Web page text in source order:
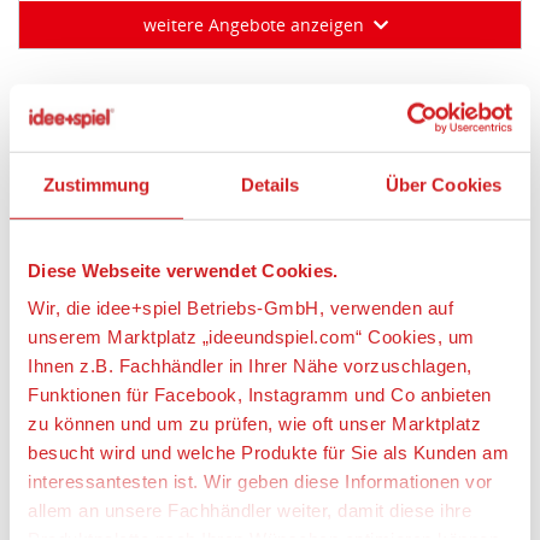
Zustimmung Details Über Cookies
Diese Webseite verwendet Cookies.
Wir, die idee+spiel Betriebs-GmbH, verwenden auf
unserem Marktplatz „ideeundspiel.com“ Cookies, um
Ihnen z.B. Fachhändler in Ihrer Nähe vorzuschlagen,
Funktionen für Facebook, Instagramm und Co anbieten
zu können und um zu prüfen, wie oft unser Marktplatz
besucht wird und welche Produkte für Sie als Kunden am
interessantesten ist. Wir geben diese Informationen vor
allem an unsere Fachhändler weiter, damit diese ihre
weitere Angebote anzeigen
Artikeldetails
WIKING 080747 1:87 Tankwagen (Magirus) "Agip"
Der Tanker für die süddeutschen Agip-Stationen
Der Magirus-Tankwagen nach Mannheimer Aurepa-
Vorbild präsentiert bei WIKING erstmals die gelben
Agip-Markenfarben. Agip steht für das
Tankstellennetz des italienischen Mineralöl- und
Energiekonzerns Eni, das sich seit den
Sechzigerjahren vor allem in Süddeutschland
engagiert. Das Unternehmen wurde im Jahr 1926
gegründet und 1953 in die neu gegründete Eni